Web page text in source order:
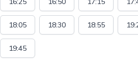
18:05 18:30 18:55
19:45